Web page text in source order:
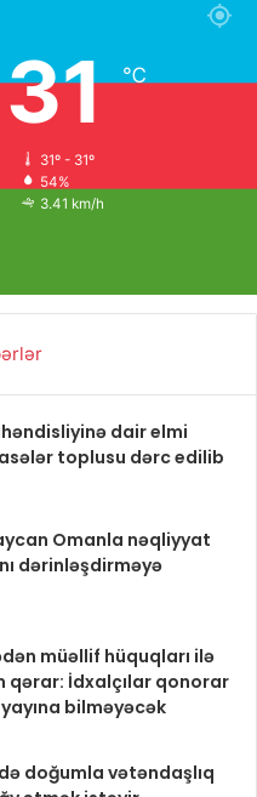
31℃
31º - 31º
54%
3.41 km/h
dair elmi
toplusu dərc edilib
Omanla nəqliyyat
dərinləşdirməyə
müəllif hüquqları ilə
qərar: İdxalçılar qonorar
bilməyəcək
doğumla vətəndaşlıq